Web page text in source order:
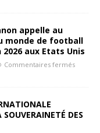
appelle au
monde de football
aux Etats Unis
Commentaires fermés
DES